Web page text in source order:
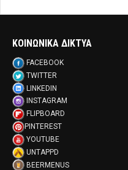
ΚΟΙΝΩΝΙΚΑ ΔΙΚΤΥΑ
FACEBOOK
TWITTER
LINKEDIN
INSTAGRAM
FLIPBOARD
PINTEREST
YOUTUBE
UNTAPPD
BEERMENUS